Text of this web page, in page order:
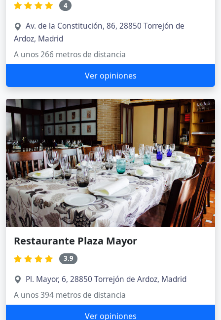
4
Av. de la Constitución, 86, 28850 Torrejón de
Ardoz, Madrid
A unos 266 metros de distancia
Ver opiniones
Restaurante Plaza Mayor
3.9
Pl. Mayor, 6, 28850 Torrejón de Ardoz, Madrid
A unos 394 metros de distancia
Ver opiniones